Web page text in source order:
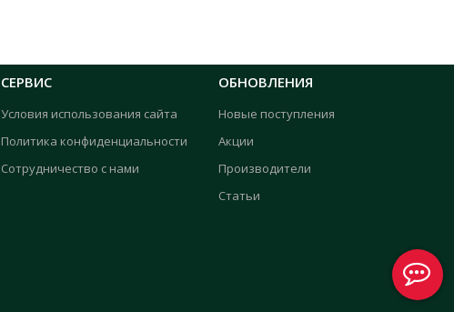
СЕРВИС
Условия использования сайта
Политика конфиденциальности
Сотрудничество с нами
ОБНОВЛЕНИЯ
Новые поступления
Акции
Производители
Статьи